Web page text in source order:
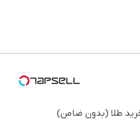
کننده
کن